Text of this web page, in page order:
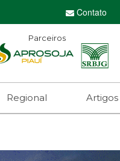
Contato
Parceiros
Adminstrativo
Nívia Soares
(86) 99481-4548
Regional Artigos